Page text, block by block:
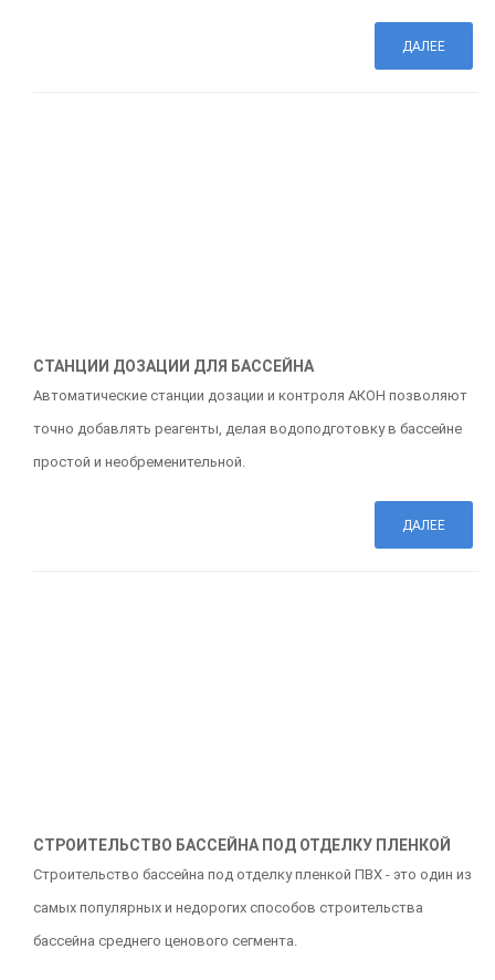
ДАЛЕЕ
СТАНЦИИ ДОЗАЦИИ ДЛЯ БАССЕЙНА
Автоматические станции дозации и контроля АКОН позволяют
точно добавлять реагенты, делая водоподготовку в бассейне
простой и необременительной.
ДАЛЕЕ
СТРОИТЕЛЬСТВО БАССЕЙНА ПОД ОТДЕЛКУ ПЛЕНКОЙ
Строительство бассейна под отделку пленкой ПВХ - это один из
самых популярных и недорогих способов строительства
бассейна среднего ценового сегмента.